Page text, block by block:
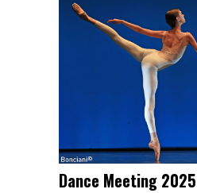
Dance Meeting 2025